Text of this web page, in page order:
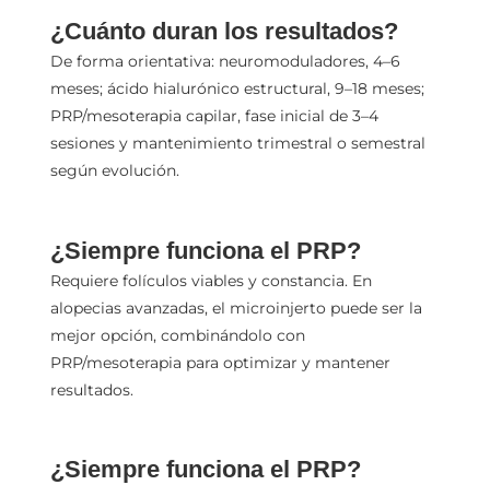
¿Cuánto duran los resultados?
De forma orientativa: neuromoduladores, 4–6
meses; ácido hialurónico estructural, 9–18 meses;
PRP/mesoterapia capilar, fase inicial de 3–4
sesiones y mantenimiento trimestral o semestral
según evolución.
¿Siempre funciona el PRP?
Requiere folículos viables y constancia. En
alopecias avanzadas, el microinjerto puede ser la
mejor opción, combinándolo con
PRP/mesoterapia para optimizar y mantener
resultados.
¿Siempre funciona el PRP?